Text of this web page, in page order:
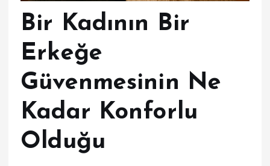
Bir Kadının Bir
Erkeğe
Güvenmesinin Ne
Kadar Konforlu
Olduğu